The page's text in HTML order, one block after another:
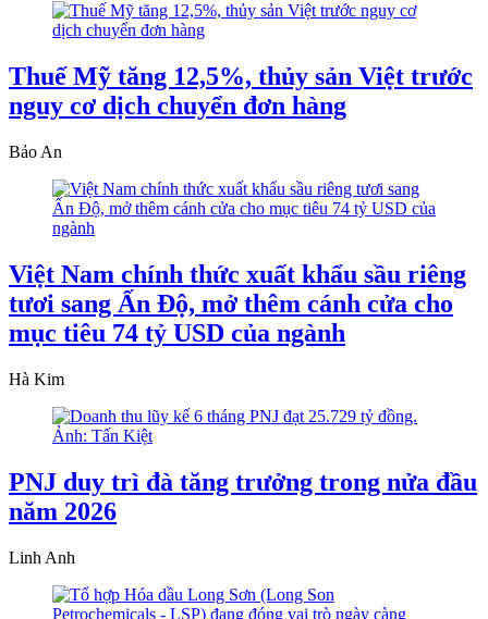
Thuế Mỹ tăng 12,5%, thủy sản Việt trước
nguy cơ dịch chuyển đơn hàng
Bảo An
Việt Nam chính thức xuất khẩu sầu riêng
tươi sang Ấn Độ, mở thêm cánh cửa cho
mục tiêu 74 tỷ USD của ngành
Hà Kim
PNJ duy trì đà tăng trưởng trong nửa đầu
năm 2026
Linh Anh